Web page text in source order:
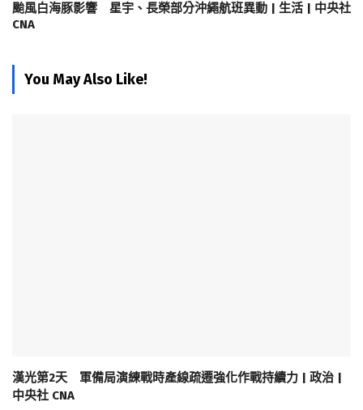
颱風白海豚影響 星宇、長榮部分沖繩航班異動 | 生活 | 中央社
CNA
You May Also Like!
漢光第2天 軍備局演練戰時產線疏遷強化作戰持續力 | 政治 |
中央社 CNA